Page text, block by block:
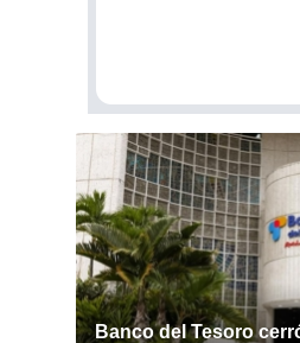
Banco del Tesoro